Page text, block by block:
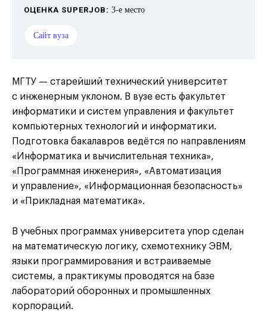
ОЦЕНКА SUPERJOB: 3-е место
Сайт вуза
МГТУ — старейший технический университет
с инженерным уклоном. В вузе есть факультет
информатики и систем управления и факультет
компьютерных технологий и информатики.
Подготовка бакалавров ведётся по направлениям
«Информатика и вычислительная техника»,
«Программная инженерия», «Автоматизация
и управление», «Информационная безопасность»
и «Прикладная математика».
В учебных программах университета упор сделан
на математическую логику, схемотехнику ЭВМ,
языки программирования и встраиваемые
системы, а практикумы проводятся на базе
лабораторий оборонных и промышленных
корпораций.